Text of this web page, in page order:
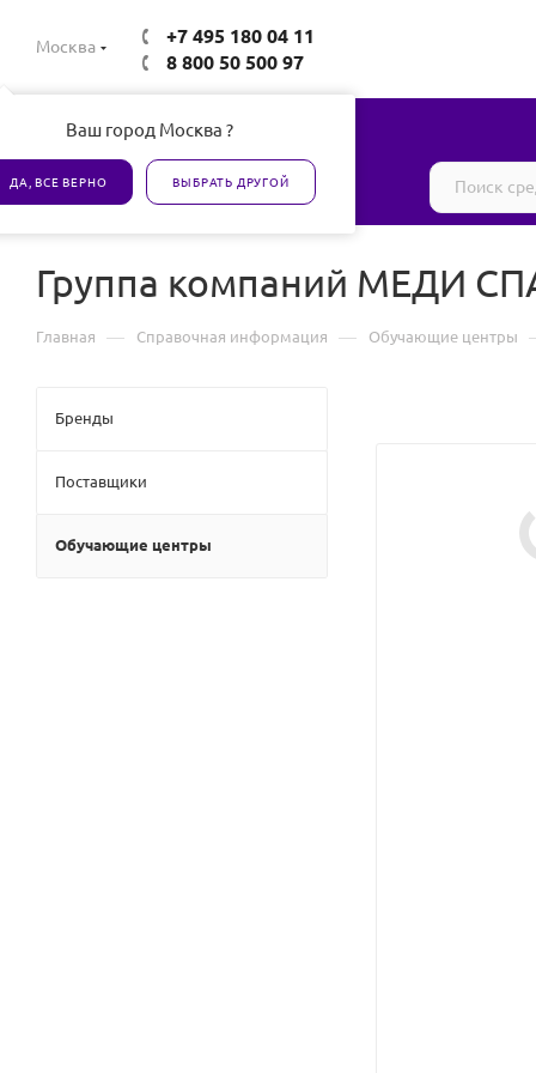
Москва
Ваш город Москва ?
ДА, ВСЕ ВЕРНО ВЫБРАТЬ ДРУГОЙ
+7 495 180 04 11
8 800 50 500 97
Все товары сертифицированы
Группа компаний МЕДИ
Главная — Справочная информация — Обучающие центры
Бренды
Поставщики
Обучающие центры